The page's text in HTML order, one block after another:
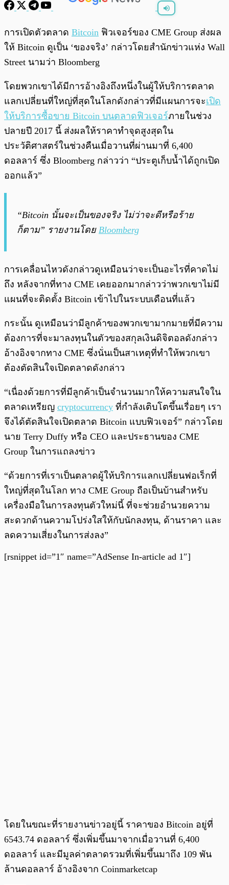
พร้อมเล่น 0:00
การเปิดตัวตลาด Bitcoin ฟิวเจอร์ของ CME Group ส่งผล
ให้ Bitcoin ดูเป็น ‘ของจริง’ กล่าวโดยสำนักข่าวแห่ง Wall
Street นามว่า Bloomberg
โดยพวกเขาได้มีการอ้างอิงถึงหนึ่งในผู้ให้บริการตลาด
แลกเปลี่ยนที่ใหญ่ที่สุดในโลกดังกล่าวที่มีแผนการจะเปิด
ให้บริการซื้อขาย Bitcoin บนตลาดฟิวเจอร์ภายในช่วง
ปลายปี 2017 นี้ ส่งผลให้ราคาทำจุดสูงสุดใน
ประวัติศาสตร์ในช่วงคืนเมื่อวานที่ผ่านมาที่ 6,400
ดอลลาร์ ซึ่ง Bloomberg กล่าวว่า “ประตูเก็บน้ำได้ถูกเปิด
ออกแล้ว”
“Bitcoin นั้นจะเป็นของจริง ไม่ว่าจะดีหรือร้าย
ก็ตาม” รายงานโดย Bloomberg
การเคลื่อนไหวดังกล่าวดูเหมือนว่าจะเป็นอะไรที่คาดไม่
ถึง หลังจากที่ทาง CME เคยออกมากล่าวว่าพวกเขาไม่มี
แผนที่จะติดตั้ง Bitcoin เข้าไปในระบบเดือนที่แล้ว
กระนั้น ดูเหมือนว่ามีลูกค้าของพวกเขามากมายที่มีความ
ต้องการที่จะมาลงทุนในตัวของสกุลเงินดิจิตอลดังกล่าว
อ้างอิงจากทาง CME ซึ่งนั่นเป็นสาเหตุที่ทำให้พวกเขา
ต้องตัดสินใจเปิดตลาดดังกล่าว
“เนื่องด้วยการที่มีลูกค้าเป็นจำนวนมากให้ความสนใจใน
ตลาดเหรียญ cryptocurrency ที่กำลังเติบโตขึ้นเรื่อยๆ เรา
จึงได้ตัดสินใจเปิดตลาด Bitcoin แบบฟิวเจอร์” กล่าวโดย
นาย Terry Duffy หรือ CEO และประธานของ CME
Group ในการแถลงข่าว
“ด้วยการที่เราเป็นตลาดผู้ให้บริการแลกเปลี่ยนฟอเร็กที่
ใหญ่ที่สุดในโลก ทาง CME Group ถือเป็นบ้านสำหรับ
เครื่องมือในการลงทุนตัวใหม่นี้ ที่จะช่วยอำนวยความ
สะดวกด้านความโปร่งใสให้กับนักลงทุน, ด้านราคา และ
ลดความเสี่ยงในการส่งลง”
[rsnippet id=”1″ name=”AdSense In-article ad 1″]
โดยในขณะที่รายงานข่าวอยู่นี้ ราคาของ Bitcoin อยู่ที่
6543.74 ดอลลาร์ ซึ่งเพิ่มขึ้นมาจากเมื่อวานที่ 6,400
ดอลลาร์ และมีมูลค่าตลาดรวมที่เพิ่มขึ้นมาถึง 109 พัน
ล้านดอลลาร์ อ้างอิงจาก Coinmarketcap